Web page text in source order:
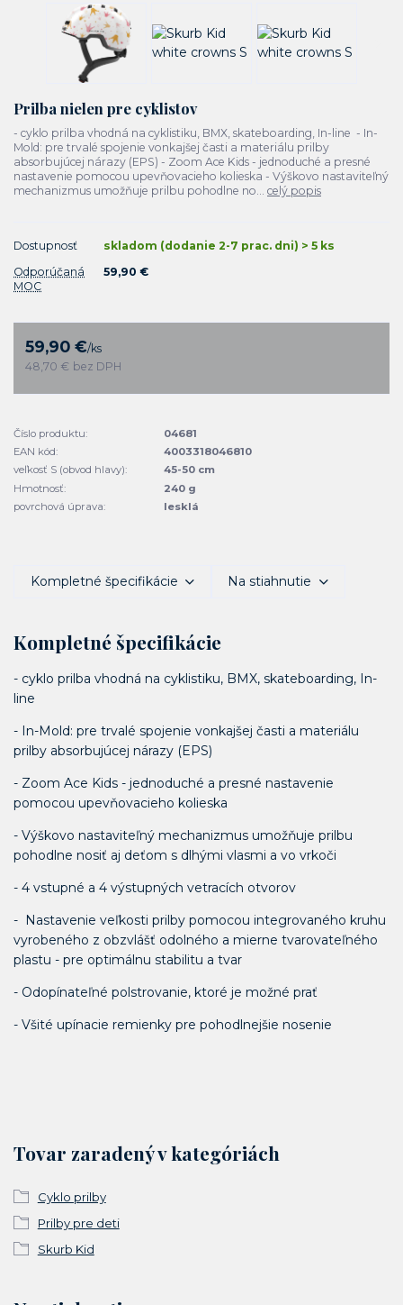
Prilba nielen pre cyklistov
- cyklo prilba vhodná na cyklistiku, BMX, skateboarding, In-line - In-
Mold: pre trvalé spojenie vonkajšej časti a materiálu prilby
absorbujúcej nárazy (EPS) - Zoom Ace Kids - jednoduché a presné
nastavenie pomocou upevňovacieho kolieska - Výškovo nastaviteľný
mechanizmus umožňuje prilbu pohodlne no... celý popis
Dostupnosť
skladom (dodanie 2-7 prac. dni) > 5 ks
Odporúčaná
MOC
59,90 €
59,90 €/ks
48,70 € bez DPH
Číslo produktu:
04681
EAN kód:
4003318046810
veľkosť S (obvod hlavy):
45-50 cm
Hmotnosť:
240 g
povrchová úprava:
lesklá
Kompletné špecifikácie Na stiahnutie
Kompletné špecifikácie
- cyklo prilba vhodná na cyklistiku, BMX, skateboarding, In-
line
- In-Mold: pre trvalé spojenie vonkajšej časti a materiálu
prilby absorbujúcej nárazy (EPS)
- Zoom Ace Kids - jednoduché a presné nastavenie
pomocou upevňovacieho kolieska
- Výškovo nastaviteľný mechanizmus umožňuje prilbu
pohodlne nosiť aj deťom s dlhými vlasmi a vo vrkoči
- 4 vstupné a 4 výstupných vetracích otvorov
- Nastavenie veľkosti prilby pomocou integrovaného kruhu
vyrobeného z obzvlášť odolného a mierne tvarovateľného
plastu - pre optimálnu stabilitu a tvar
- Odopínateľné polstrovanie, ktoré je možné prať
- Všité upínacie remienky pre pohodlnejšie nosenie
Tovar zaradený v kategóriách
Cyklo prilby
Prilby pre deti
Skurb Kid